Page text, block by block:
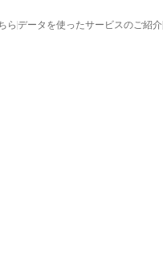
ら データを使ったサービスのご紹介